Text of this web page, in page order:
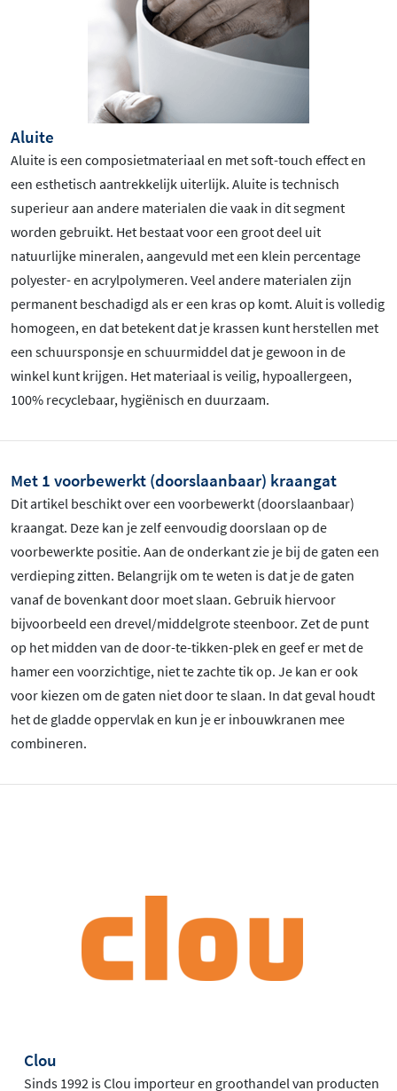
Aluite
Aluite is een composietmateriaal en met soft-touch effect en
een esthetisch aantrekkelijk uiterlijk. Aluite is technisch
superieur aan andere materialen die vaak in dit segment
worden gebruikt. Het bestaat voor een groot deel uit
natuurlijke mineralen, aangevuld met een klein percentage
polyester- en acrylpolymeren. Veel andere materialen zijn
permanent beschadigd als er een kras op komt. Aluit is volledig
homogeen, en dat betekent dat je krassen kunt herstellen met
een schuursponsje en schuurmiddel dat je gewoon in de
winkel kunt krijgen. Het materiaal is veilig, hypoallergeen,
100% recyclebaar, hygiënisch en duurzaam.
Met 1 voorbewerkt (doorslaanbaar) kraangat
Dit artikel beschikt over een voorbewerkt (doorslaanbaar)
kraangat. Deze kan je zelf eenvoudig doorslaan op de
voorbewerkte positie. Aan de onderkant zie je bij de gaten een
verdieping zitten. Belangrijk om te weten is dat je de gaten
vanaf de bovenkant door moet slaan. Gebruik hiervoor
bijvoorbeeld een drevel/middelgrote steenboor. Zet de punt
op het midden van de door-te-tikken-plek en geef er met de
hamer een voorzichtige, niet te zachte tik op. Je kan er ook
voor kiezen om de gaten niet door te slaan. In dat geval houdt
het de gladde oppervlak en kun je er inbouwkranen mee
combineren.
Clou
Sinds 1992 is Clou importeur en groothandel van producten